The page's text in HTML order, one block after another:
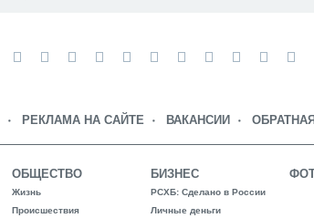
РЕКЛАМА НА САЙТЕ ВАКАНСИИ
ОБЩЕСТВО
Жизнь
Происшествия
БИЗНЕС
РСХБ: Сделано в России
Личные деньги